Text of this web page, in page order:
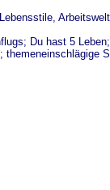
Du hast 5